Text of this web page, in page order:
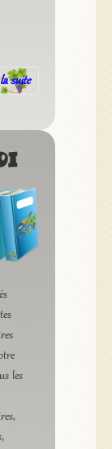
suite
les